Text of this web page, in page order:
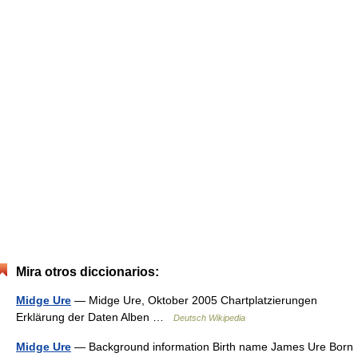
Mira otros diccionarios:
Midge Ure — Midge Ure, Oktober 2005 Chartplatzierungen
Erklärung der Daten Alben …
Deutsch Wikipedia
Midge Ure — Background information Birth name James Ure Born